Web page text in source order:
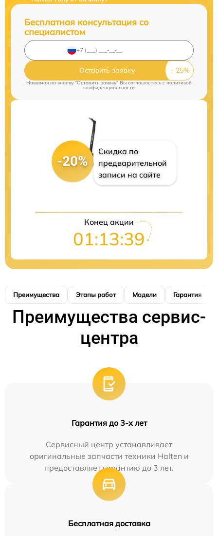
Бесплатная консультация со
специалистом
Оставить заявку
Нажимая на кнопку "Оставить заявку" Вы соглашаетесь cполитикой
конфиденциальности
-20%
Скидка по
предварительной
записи на сайте
Конец акции
01:13:38
Преимущества Этапы работ Модели Гарантия
Преимущества сервис-
центра
Гарантия до 3-х лет
Сервисный центр устанавливает
оригинальные запчасти техники Halten и
предоставляет гарантию до 3 лет.
Бесплатная доставка